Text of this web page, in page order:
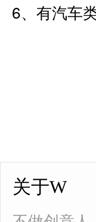
6、有汽车
关于W